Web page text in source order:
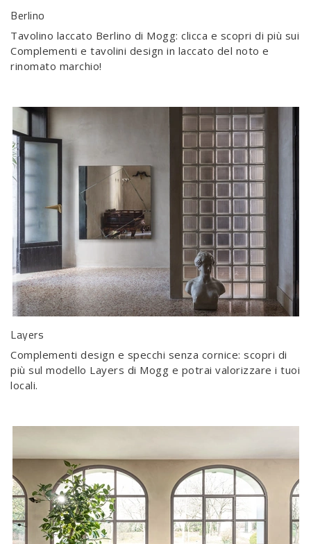
Berlino
Tavolino laccato Berlino di Mogg: clicca e scopri di più sui
Complementi e tavolini design in laccato del noto e
rinomato marchio!
Layers
Complementi design e specchi senza cornice: scopri di
più sul modello Layers di Mogg e potrai valorizzare i tuoi
locali.